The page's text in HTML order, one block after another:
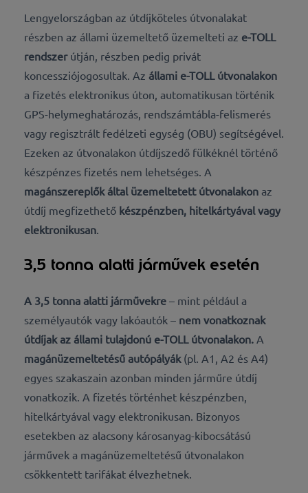
Lengyelországban az útdíjköteles útvonalakat
részben az állami üzemeltető üzemelteti az e-TOLL
rendszerútján, részben pedig privát
koncessziójogosultak. Az állami e-TOLL útvonalakon
a fizetés elektronikus úton, automatikusan történik
GPS-helymeghatározás, rendszámtábla-felismerés
vagy regisztrált fedélzeti egység (OBU) segítségével.
Ezeken az útvonalakon útdíjszedő fülkéknél történő
készpénzes fizetés nem lehetséges. A
magánszereplők által üzemeltetett útvonalakon az
útdíj megfizethető készpénzben, hitelkártyával vagy
elektronikusan
3,5 tonna alatti járművek esetén
A 3,5 tonna alatti járművekre – mint például a
személyautók vagy lakóautók – nem vonatkoznak
útdíjak az állami tulajdonú e-TOLL útvonalakon. A
magánüzemeltetésű autópályák(pl. A1, A2 és A4)
egyes szakaszain azonban minden járműre útdíj
vonatkozik. A fizetés történhet készpénzben,
hitelkártyával vagy elektronikusan. Bizonyos
esetekben az alacsony károsanyag-kibocsátású
járművek a magánüzemeltetésű útvonalakon
csökkentett tarifákat élvezhetnek.